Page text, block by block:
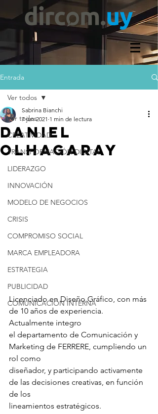
Entrada
Ver todos
CREATIVIDAD
TRANSFORMACIÓN DIGITAL
LIDERAZGO
INNOVACIÓN
MODELO DE NEGOCIOS
CRISIS
COMPROMISO SOCIAL
MARCA EMPLEADORA
ESTRATEGIA
PUBLICIDAD
COMUNICACIÓN INTERNA
Ver todos
DANIEL
OLHAGARAY
Sabrina Bianchi
7 jun 2021 1 min de lectura
Licenciado en Diseño Gráfico, con más
de 10 años de experiencia.
Actualmente integro
el departamento de Comunicación y
Marketing de FERRERE, cumpliendo un
rol como
diseñador, y participando activamente
de las decisiones creativas, en función
de los
lineamientos estratégicos.